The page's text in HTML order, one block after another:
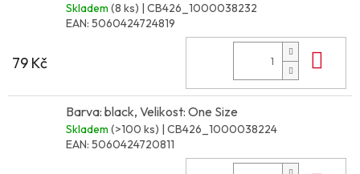
Skladem (8 ks) | CB426_1000038232
EAN: 5060424724819
79 Kč
Barva: black, Velikost: One Size
Skladem (>100 ks) | CB426_1000038224
EAN: 5060424720811